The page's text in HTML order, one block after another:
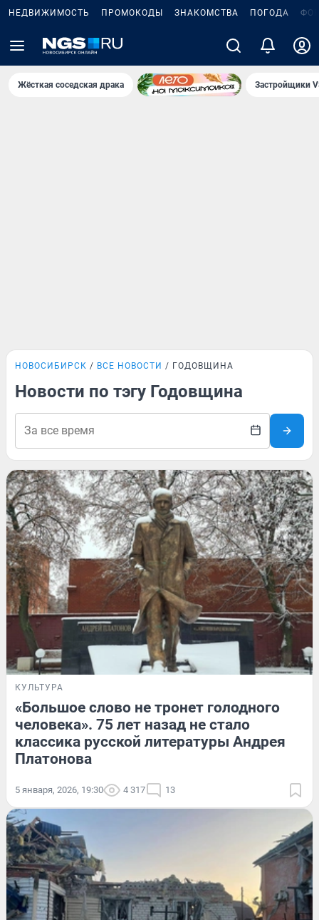
НЕДВИЖИМОСТЬ ПРОМОКОДЫ ЗНАКОМСТВА ПОГОДА
Жёсткая соседская драка Застройщики
НОВОСИБИРСК ВСЕ НОВОСТИ ГОДОВЩИНА
Новости по тэгу Годовщина
КУЛЬТУРА
«Большое слово не тронет голодного
человека». 75 лет назад не стало
классика русской литературы Андрея
Платонова
5 января, 2026, 19:30 4 317 13